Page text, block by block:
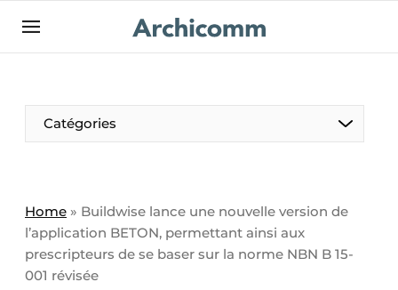
Aanmelden
Contact
Contact
Emploi
Enregistrer une offre d’emploi
Entreprises
Catégories
Home » Buildwise lance une nouvelle version de
l’application BETON, permettant ainsi aux
prescripteurs de se baser sur la norme NBN B 15-
001 révisée